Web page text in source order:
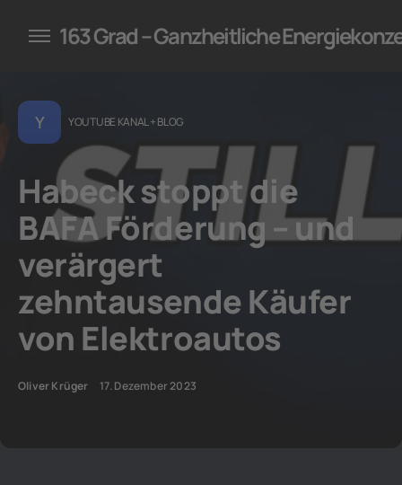
für Unternehmen
163 Grad – Ganzheitliche
Y YOUTUBE KANAL + BLOG
Habeck stoppt die
BAFA Förderung – und
verärgert
zehntausende Käufer
von Elektroautos
Oliver Krüger 17. Dezember 2023